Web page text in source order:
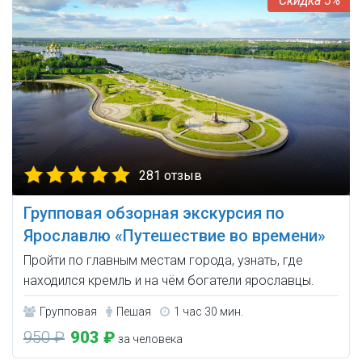
281 отзыв
Групповая обзорная экскурсия по
Ярославлю «Путешествие во времени»
Пройти по главным местам города, узнать, где
находился кремль и на чём богатели ярославцы.
Групповая Пешая 1 час 30 мин.
950 ₽ 903 ₽ за человека